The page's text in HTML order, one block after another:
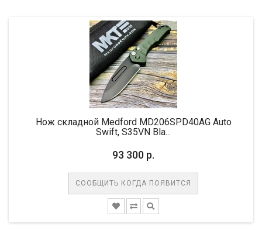
Нож складной Medford MD206SPD40AG Auto
Swift, S35VN Bla...
93 300 р.
СООБЩИТЬ КОГДА ПОЯВИТСЯ